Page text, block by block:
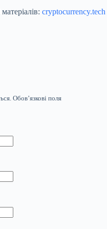
cryptocurrency.tech
Обов’язкові поля